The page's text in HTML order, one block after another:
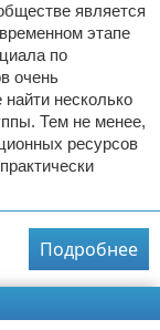
является
этапе
по
очень
несколько
Тем не менее,
ресурсов
Подробнее